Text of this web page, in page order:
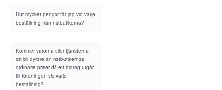
Hur mycket pengar får jag vid varje
beställning från nätbutikerna?
Kommer varorna eller tjänsterna
att bli dyrare än nätbutikernas
ordinarie priser då ett bidrag utgår
till föreningen vid varje
beställning?